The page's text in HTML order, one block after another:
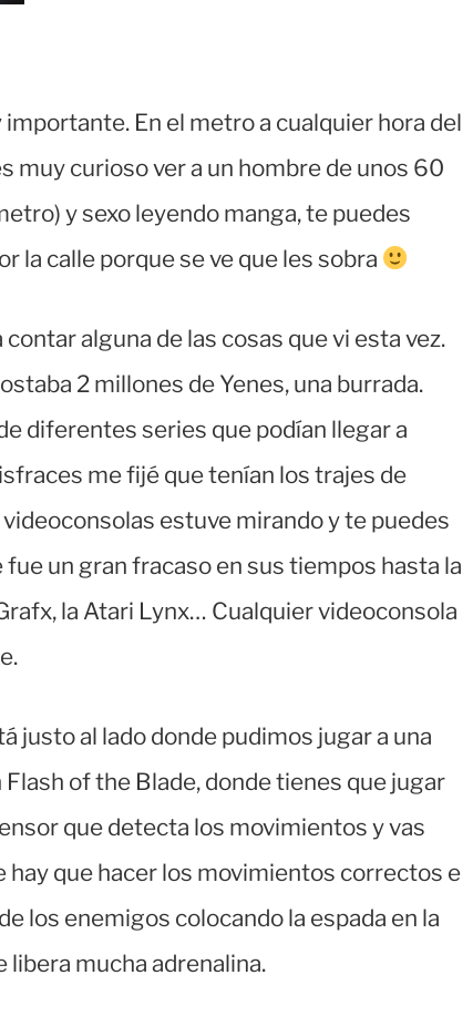
En el metro a cualquier hora del
muy curioso ver a un hombre de unos 60
y sexo leyendo manga, te puedes
la calle porque se ve que les sobra
alguna de las cosas que vi esta vez.
2 millones de Yenes, una burrada.
diferentes series que podían llegar a
me fijé que tenían los trajes de
estuve mirando y te puedes
un gran fracaso en sus tiempos hasta la
la Atari Lynx… Cualquier videoconsola
justo al lado donde pudimos jugar a una
of the Blade, donde tienes que jugar
que detecta los movimientos y vas
que hacer los movimientos correctos e
los enemigos colocando la espada en la
libera mucha adrenalina.